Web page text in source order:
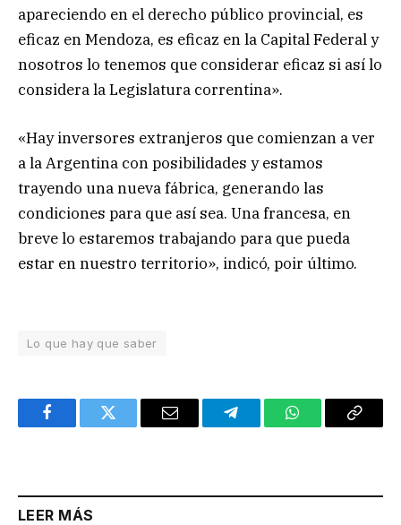
apareciendo en el derecho público provincial, es
eficaz en Mendoza, es eficaz en la Capital Federal y
nosotros lo tenemos que considerar eficaz si así lo
considera la Legislatura correntina».
«Hay inversores extranjeros que comienzan a ver
a la Argentina con posibilidades y estamos
trayendo una nueva fábrica, generando las
condiciones para que así sea. Una francesa, en
breve lo estaremos trabajando para que pueda
estar en nuestro territorio», indicó, poir último.
Lo que hay que saber
FacebookTwitter Email TelegramWhatsAppCopy
LEER MÁS